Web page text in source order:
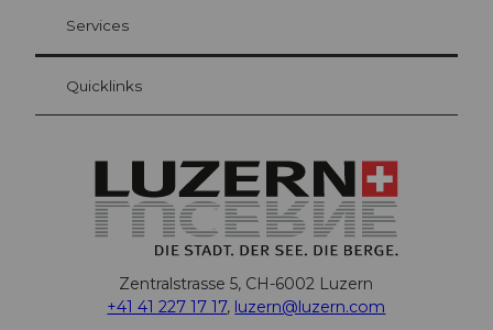
Vos avantages en tant qu'hôte pour la nuit
Services
Quicklinks
Zentralstrasse 5, CH-6002 Luzern
+41 41 227 17 17, luzern@luzern.com